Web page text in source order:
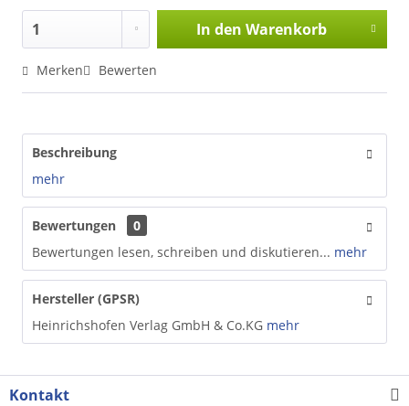
In den Warenkorb
Merken Bewerten
Beschreibung
mehr
Bewertungen
0
Bewertungen lesen, schreiben und diskutieren... mehr
Hersteller (GPSR)
Heinrichshofen Verlag GmbH & Co.KG mehr
Kontakt